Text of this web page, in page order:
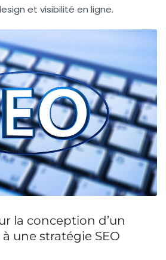
et visibilité en ligne.
la conception d’un
une stratégie SEO